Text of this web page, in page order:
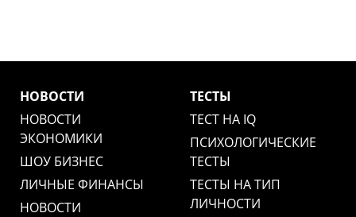
НОВОСТИ
НОВОСТИ
ЭКОНОМИКИ
ШОУ БИЗНЕС
ЛИЧНЫЕ ФИНАНСЫ
НОВОСТИ
ТЕСТЫ
ТЕСТ НА IQ
ПСИХОЛОГИЧЕСКИЕ
ТЕСТЫ
ТЕСТЫ НА ТИП
ЛИЧНОСТИ